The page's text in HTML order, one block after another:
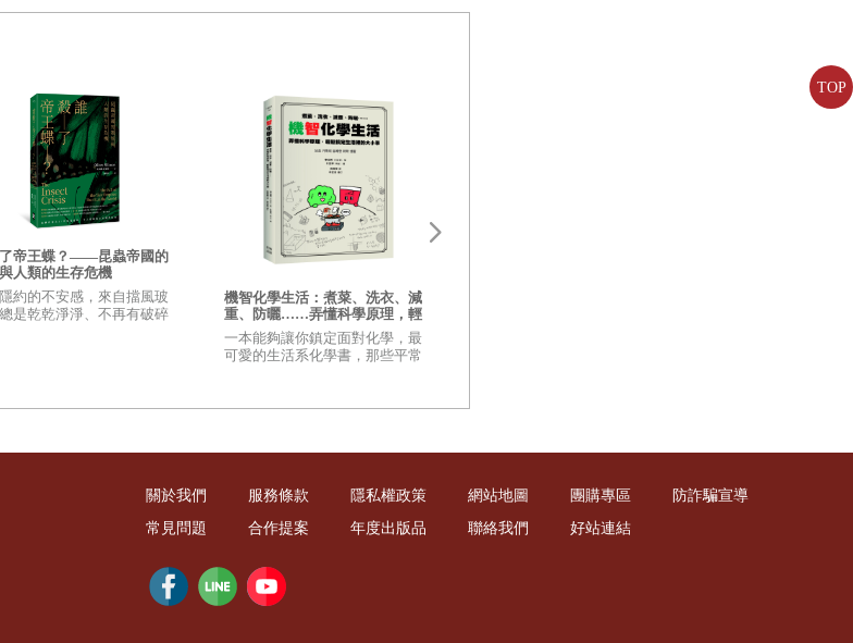
TOP
，島上的人們越來越難以找到通道走向海，漸漸地他們也習慣了我的
的關聯性卻比鬼魂的真實還令你質疑。當你想起我，只有海邊豎立的
未向你設限，甚至包容著所有來自陸地上的生活廢棄物、污水、農藥
你們對我帶來的影響無遠弗屆，尤其是在「塑膠」這個產物從你們手
。然而陸地上快速的步調讓海中的萬物無法悠閒，每一分鐘都有數以
、五顏六色的瓶蓋、煙蒂 被誤認為是浮游生物、水母或小魚，被
舊的漁具漁網，甚至翻覆的貨櫃、沈船造成的漏油事件，也是重要的
死亡之牆，纏繞了海豹的頸、箍制了海龜的身軀、扼死了鯨魚海豚，
資源越來越少了，海越來越難討，漸漸地他們也跟著我的衰老而萎
水溫升高之後，影響了魚類的繁殖週期和洄游頻率，過往數十年在海
帝王蝶？——昆蟲帝國的
人類的生存危機
約的不安感，來自擋風玻
是乾乾淨淨、不再有破碎
機智化學生活：煮菜、洗衣、減
重、防曬……弄懂科學原理，輕
鬆搞定生活裡的大小事
一本能夠讓你鎮定面對化學，最
可愛的生活系化學書，那些平常
關於我們 服務條款 隱私權政策 網站地圖 團購專區
防詐騙宣導
常見問題
合作提案 年度出版品 聯絡我們 好站連結